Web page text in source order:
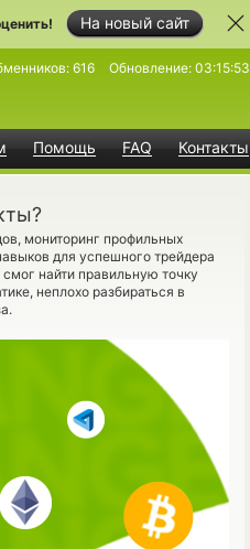
На новый сайт
Помощь FAQ Контакты
616 Обновление: 03:15:53
мониторинг профильных
для успешного трейдера
найти правильную точку
неплохо разбираться в